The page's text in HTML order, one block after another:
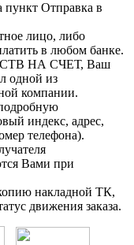
пункт Отправка в
лицо, либо
в любом банке.
НА СЧЕТ, Ваш
одной из
компании.
индекс, адрес,
телефона).
Вами при
накладной ТК,
движения заказа.